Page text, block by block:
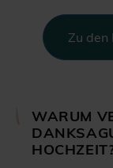
Zu den
WARUM